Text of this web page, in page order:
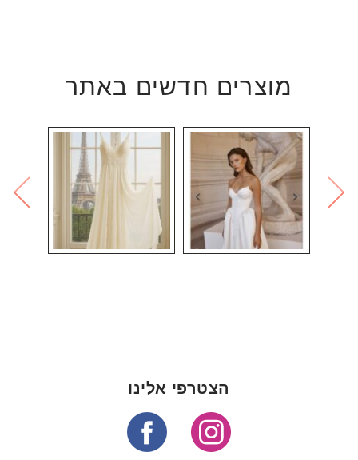
מוצרים חדשים באתר
הצטרפי אלינו